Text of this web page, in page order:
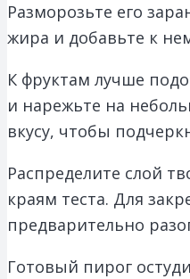
Разморозьте его
жира и добавьте к
К фруктам лучше
и нарежьте на
вкусу, чтобы
Распределите слой
краям теста. Для
предварительно
Готовый пирог